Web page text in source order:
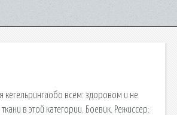
кегельрингаобо всем: здоровом и не
в этой категории. Боевик. Режиссер: